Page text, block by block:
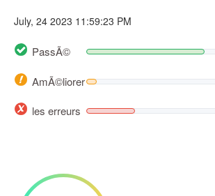
July, 24 2023 11:59:23 PM
PassÃ©
AmÃ©liorer
les erreurs